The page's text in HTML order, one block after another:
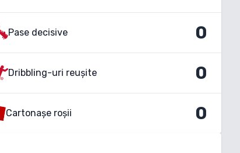
Pase decisive 0
Dribbling-uri reușite 0
Cartonașe roșii 0